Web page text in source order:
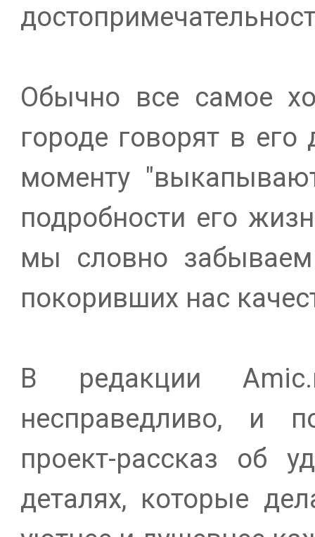
Обычно все самое
городе говорят в
моменту
подробности его
мы словно
покоривших нас
В редакции
несправедливо, и
проект-рассказ об
деталях, которые